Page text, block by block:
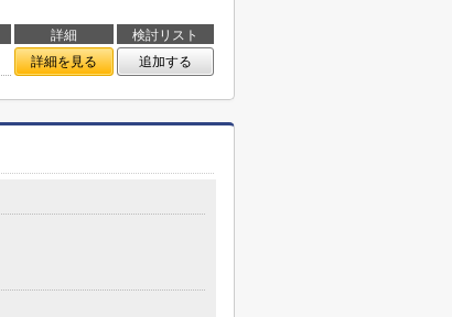
詳細
検討リスト
詳細を見る 追加する